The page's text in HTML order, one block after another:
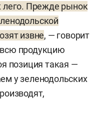
кирпича.
кирпича завода
у госкорпорации
состоянии с торгов
заняла четыре
рублей: из 6 снятых
прессов собрали
пресс,
лего. Прежде рынок
извне, — говорит
продукцию
позиция такая —
у зеленодольских